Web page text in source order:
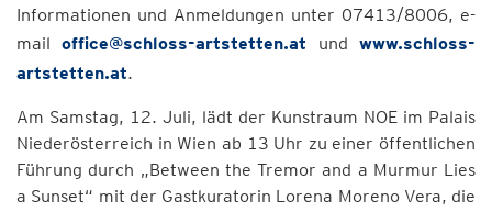
Informationen und Anmeldungen unter 07413/8006, e-
mailoffice@schloss-artstetten.at undwww.schloss-
artstetten.at.
Am Samstag, 12. Juli, lädt der Kunstraum NOE im Palais
Niederösterreich in Wien ab 13 Uhr zu einer öffentlichen
Führung durch „Between the Tremor and a Murmur Lies
a Sunset“ mit der Gastkuratorin Lorena Moreno Vera, die